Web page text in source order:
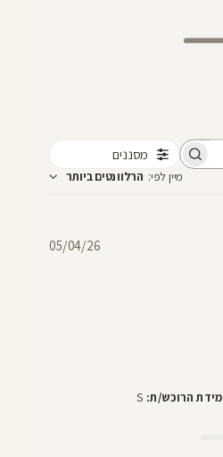
מסננים
מיין לפי: הרלוונטים ביותר
מידת הרוכש/ת: S
תאריך05/04/26